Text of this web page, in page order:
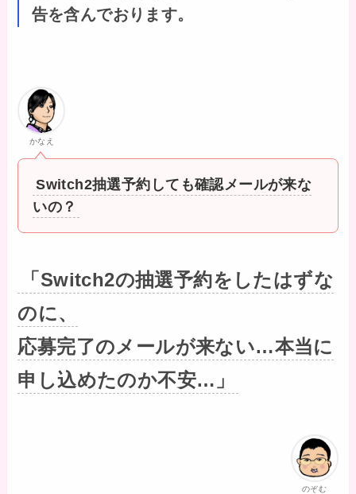
告を含んでおります。
かなえ
Switch2抽選予約しても確認メールが来な
いの？
「Switch2の抽選予約をしたはずな
のに、
応募完了のメールが来ない…本当に
申し込めたのか不安…」
のぞむ